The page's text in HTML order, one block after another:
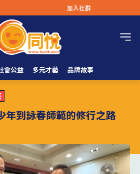
加入社群
會公益 多元才藝 品牌故事
年到詠春師範的修行之路